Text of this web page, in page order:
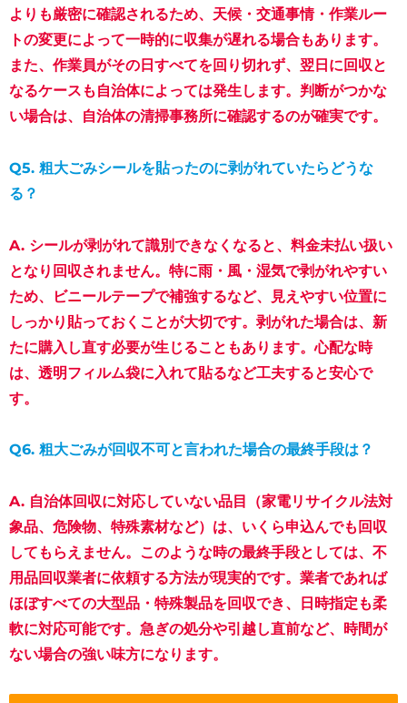
よりも厳密に確認されるため、 天候・交通事情・作業ルー
トの変更によって一時的に収集が遅れる場合もあります。
また、作業員がその日すべてを回り切れず、翌日に回収と
なるケースも自治体によっては発生します。判断がつかな
い場合は、
自治体の清掃事務所に確認するのが確実です。
Q5. 粗大ごみシールを貼ったのに剥がれていたらどうな
る？
A. シールが剥がれて識別できなくなると、 料金未払い扱い
となり回収されません。特に雨・風・湿気で剥がれやすい
ため、ビニールテープで補強するなど、見えやすい位置に
しっかり貼っておくことが大切です。剥がれた場合は、新
たに購入し直す必要が生じることもあります。心配な時
は、 透明フィルム袋に入れて貼るなど工夫すると安心で
す。
Q6. 粗大ごみが回収不可と言われた場合の最終手段は？
A. 自治体回収に対応していない品目（家電リサイクル法対
象品、危険物、特殊素材など）は、いくら申込んでも回収
してもらえません。このような時の最終手段としては、 不
用品回収業者に依頼する方法が現実的です。業者であれば
ほぼすべての大型品・特殊製品を回収でき、日時指定も柔
軟に対応可能です。急ぎの処分や引越し直前など、時間が
ない場合の強い味方になります。